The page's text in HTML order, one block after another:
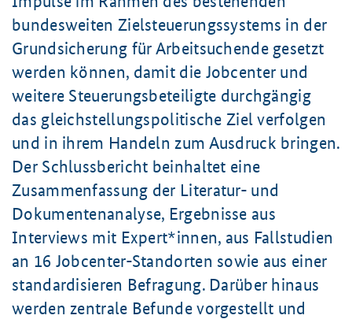
bundesweiten Zielsteuerungssystems in der
Grundsicherung für Arbeitsuchende gesetzt
werden können, damit die Jobcenter und
weitere Steuerungsbeteiligte durchgängig
das gleichstellungspolitische Ziel verfolgen
und in ihrem Handeln zum Ausdruck bringen.
Der Schlussbericht beinhaltet eine
Zusammenfassung der Literatur- und
Dokumentenanalyse, Ergebnisse aus
Interviews mit Expert*innen, aus Fallstudien
an 16 Jobcenter-Standorten sowie aus einer
standardisieren Befragung. Darüber hinaus
werden zentrale Befunde vorgestellt und